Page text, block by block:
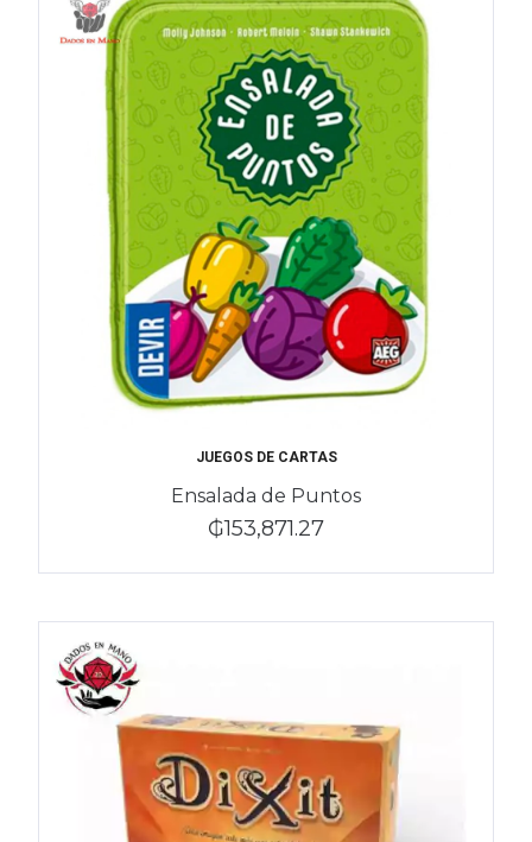
JUEGOS DE CARTAS
Ensalada de Puntos
₲153,871.27